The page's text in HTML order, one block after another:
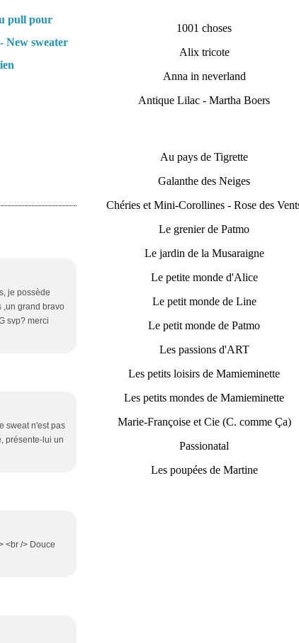
pull pour
New sweater
je possède
,un grand bravo
svp? merci
sweat n'est pas
présente-lui un
<br /> Douce
1001 choses
Alix tricote
Anna in neverland
Antique Lilac - Martha Boers
Au pays de Tigrette
Galanthe des Neiges
Chéries et Mini-Corollines - Rose des
Le grenier de Patmo
Le jardin de la Musaraigne
Le petite monde d'Alice
Le petit monde de Line
Le petit monde de Patmo
Les passions d'ART
Les petits loisirs de Mamieminette
Les petits mondes de Mamieminette
Marie-Françoise et Cie (C. comme Ça)
Passionatal
Les poupées de Martine